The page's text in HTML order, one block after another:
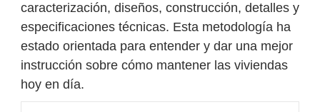
caracterización, diseños, construcción, detalles y
especificaciones técnicas. Esta metodología ha
estado orientada para entender y dar una mejor
instrucción sobre cómo mantener las viviendas
hoy en día.